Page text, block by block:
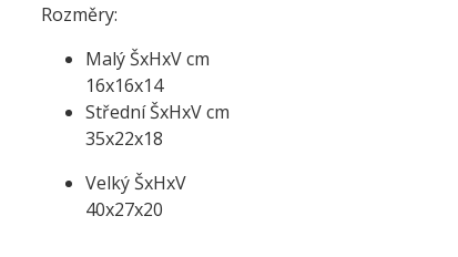
Rozměry:
Malý ŠxHxV cm
16x16x14
Střední ŠxHxV cm
35x22x18
Velký ŠxHxV
40x27x20